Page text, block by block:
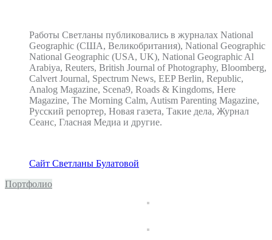
Работы Светланы публиковались в журналах National
Geographic (США, Великобритания), National Geographic
National Geographic (USA, UK), National Geographic Al
Arabiya, Reuters, British Journal of Photography, Bloomberg,
Calvert Journal, Spectrum News, EEP Berlin, Republic,
Analog Magazine, Scena9, Roads & Kingdoms, Here
Magazine, The Morning Calm, Autism Parenting Magazine,
Русский репортер, Новая газета, Такие дела, Журнал
Сеанс, Гласная Медиа и другие.
Сайт Светланы Булатовой
Портфолио